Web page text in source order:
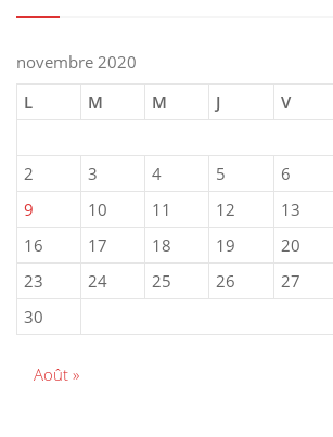
novembre 2020
L
M M J V
2
3 4 5 6
9
10 11 12 13
16
17 18 19 20
23
24 25 26 27
30
Août »